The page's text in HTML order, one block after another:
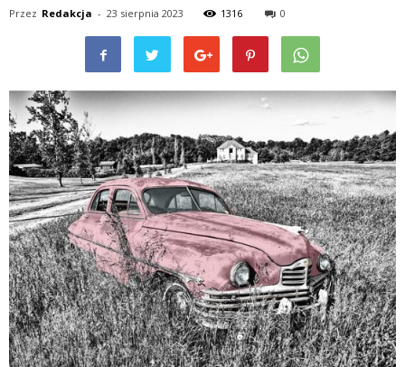
Przez Redakcja - 23 sierpnia 2023 1316 0